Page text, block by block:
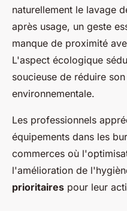
naturellement le lavage
après usage, un geste
manque de proximité
L'aspect écologique
soucieuse de réduire
environnementale.
Les professionnels
équipements dans les
commerces où
l'amélioration de
prioritaires pour leur